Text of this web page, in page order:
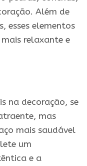
Além de
esses elementos
relaxante e
na decoração, se
mas
mais saudável
um
e a